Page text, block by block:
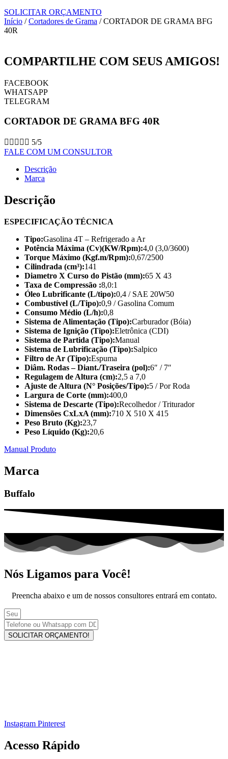
SOLICITAR ORÇAMENTO
Início /Cortadores de Grama / CORTADOR DE GRAMA BFG
40R
COMPARTILHE COM SEUS AMIGOS!
FACEBOOK
WHATSAPP
TELEGRAM
CORTADOR DE GRAMA BFG 40R
     5/5
FALE COM UM CONSULTOR
Descrição
Marca
Descrição
ESPECIFICAÇÃO TÉCNICA
Tipo:Gasolina 4T – Refrigerado a Ar
Potência Máxima (Cv)(KW/Rpm):4,0 (3,0/3600)
Torque Máximo (Kgf.m/Rpm):0,67/2500
Cilindrada (cm³):141
Diametro X Curso do Pistão (mm):65 X 43
Taxa de Compressão :8,0:1
Óleo Lubrificante (L/tipo):0,4 / SAE 20W50
Combustível (L/Tipo):0,9 / Gasolina Comum
Consumo Médio (L/h):0,8
Sistema de Alimentação (Tipo):Carburador (Bóia)
Sistema de Ignição (Tipo):Eletrônica (CDI)
Sistema de Partida (Tipo):Manual
Sistema de Lubrificação (Tipo):Salpico
Filtro de Ar (Tipo):Espuma
Diâm. Rodas – Diant./Traseira (pol):6″ / 7″
Regulagem de Altura (cm):2,5 a 7,0
Ajuste de Altura (N° Posições/Tipo):5 / Por Roda
Largura de Corte (mm):400,0
Sistema de Descarte (Tipo):Recolhedor / Triturador
Dimensões CxLxA (mm):710 X 510 X 415
Peso Bruto (Kg):23,7
Peso Líquido (Kg):20,6
Manual Produto
Marca
Buffalo
Nós Ligamos para Você!
Preencha abaixo e um de nossos consultores entrará em contato.
SOLICITAR ORÇAMENTO!
Instagram Pinterest
Acesso Rápido